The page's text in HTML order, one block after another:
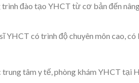
đào tạo YHCT từ cơ bản đến
YHCT có trình độ chuyên môn cao, có
trung tâm y tế, phòng khám YHCT tại